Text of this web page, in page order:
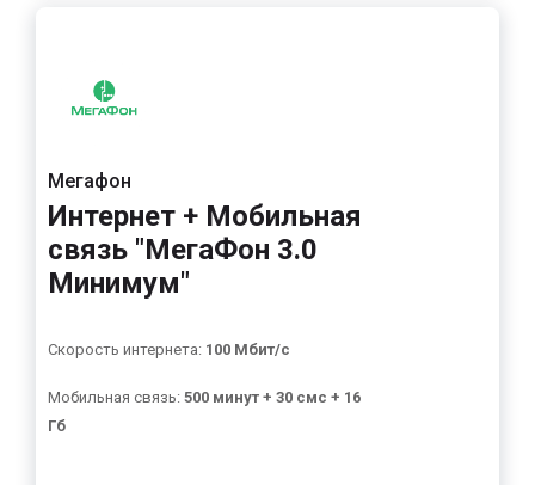
Мегафон
Интернет + Мобильная
связь "МегаФон 3.0
Минимум"
Скорость интернета: 100 Мбит/с
Мобильная связь: 500 минут + 30 смс + 16
Гб